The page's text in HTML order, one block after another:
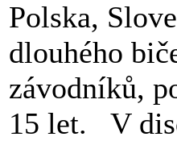
Polska,
dlouhého
závodníků,
15 let. V